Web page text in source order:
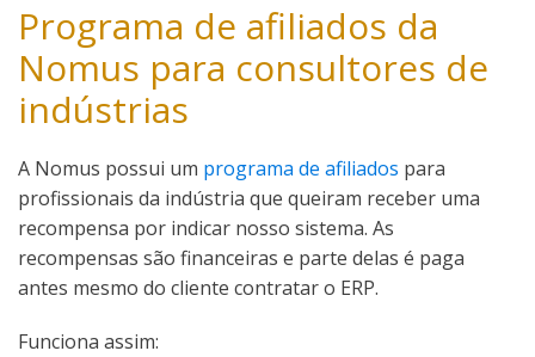
Programa de afiliados da
Nomus para consultores de
indústrias
A Nomus possui um programa de afiliados para
profissionais da indústria que queiram receber uma
recompensa por indicar nosso sistema. As
recompensas são financeiras e parte delas é paga
antes mesmo do cliente contratar o ERP.
Funciona assim: